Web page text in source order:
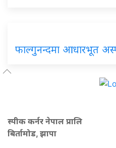
फाल्गुनन्दमा आधारभूत
स्पीक कर्नर नेपाल प्रालि
बिर्तामोड, झापा